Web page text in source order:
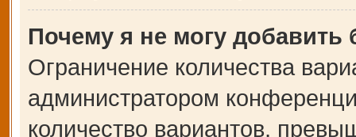
Почему я не могу добавить
Ограничение количества
администратором
количество вариантов,